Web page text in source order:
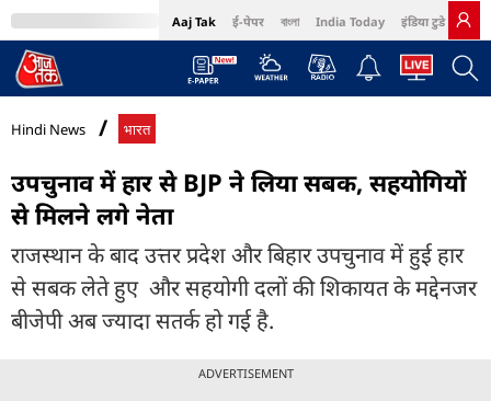
Aaj Tak ई-पेपर বাংলা India Today इंडिया टुडे हिंदी
MumbaiTak Cosmopolitan Harper's Bazaar Northeast
Hindi News भारत
उपचुनाव में हार से BJP ने लिया सबक, सहयोगियों
से मिलने लगे नेता
राजस्थान के बाद उत्तर प्रदेश और बिहार उपचुनाव में हुई हार
से सबक लेते हुए और सहयोगी दलों की शिकायत के मद्देनजर
बीजेपी अब ज्यादा सतर्क हो गई है.
ADVERTISEMENT